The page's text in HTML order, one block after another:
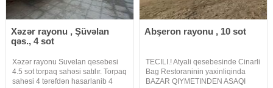
Xəzər rayonu , Şüvəlan
qəs., 4 sot
Xəzər rayonu Suvelan qesebesi
4.5 sot torpaq sahəsi satılır. Torpaq
sahəsi 4 tərəfdən hasarlanib 4
Abşeron rayonu , 10 sot
TECILI.! Atyali qesebesinde Cinarli
Bag Restoraninin yaxinliqinda
BAZAR QIYMETINDEN ASAQI